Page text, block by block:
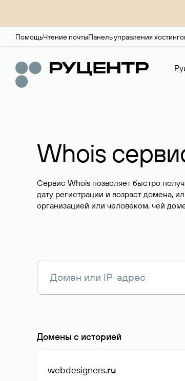
ПомощьЧтение почтыПанель управления
Whois
Сервис Whois позволяет быстро
дату регистрации и возраст домена,
организацией или человеком, чей
Домены с историей
webdesigners.ru